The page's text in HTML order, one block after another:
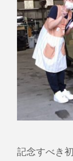
記念すべき